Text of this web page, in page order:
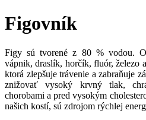
Figovník
Figy sú tvorené z 80 % vodou.
vápnik, draslík, horčík, fluór, železo
ktorá zlepšuje trávenie a zabraňuje
znižovať vysoký krvný tlak,
chorobami a pred vysokým
našich kostí, sú zdrojom rýchlej